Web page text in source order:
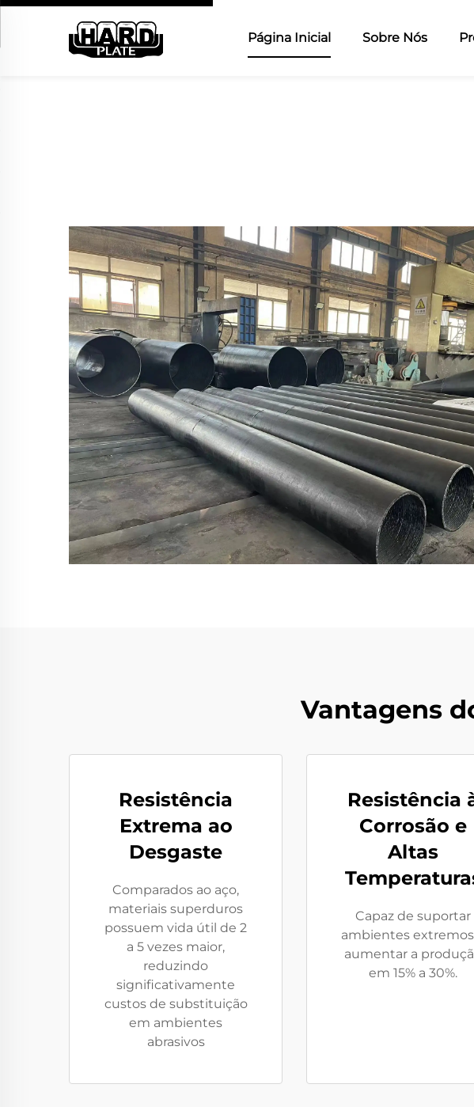
Página Inicial Sobre Nós
Vantagens
Resistência
Extrema ao
Desgaste
Comparados ao aço,
materiais superduros
possuem vida útil de 2
a 5 vezes maior,
reduzindo
significativamente
custos de substituição
em ambientes
abrasivos
Resistência
Corrosão e
Altas
Capaz de suportar
ambientes
aumentar a
em 15% a 30%.